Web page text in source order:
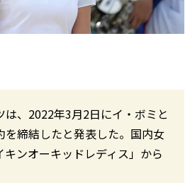
は、2022年3月2日にイ・ボミと
を締結したと発表した。国内女
ンオーキッドレディス」から